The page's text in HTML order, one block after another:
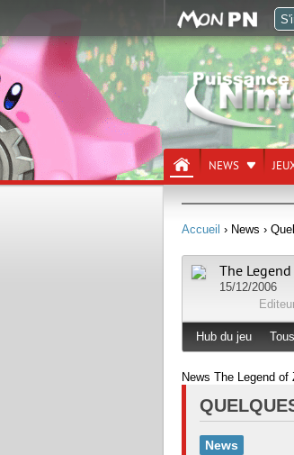
NEWS
Accueil › News ›
The
15/12/2006
Hub du jeu
News The Legend
News